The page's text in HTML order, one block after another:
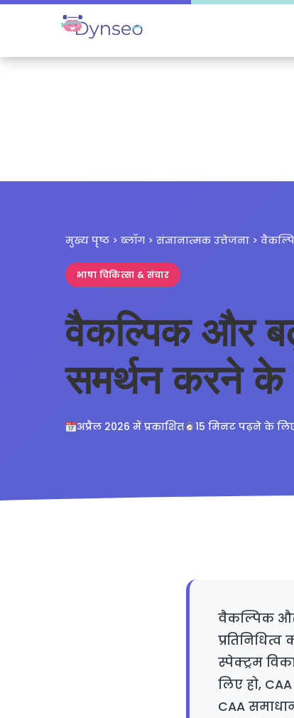
मुख्य पृष्ठ > ब्लॉग > संज्ञानात्मक उत्तेजना >
भाषा चिकित्सा & संचार
वैकल्पिक और
समर्थन करने के
अप्रैल 2026 में प्रकाशित 15 मिनट पढ़ने के
वैकल्पिक और
स्पेक्ट्रम
लिए हो,
CAA